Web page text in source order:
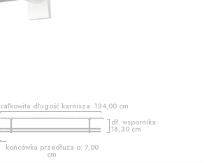
całkowita długość karnisza: 134,00cm
dł. wspornika:
18,30cm
końcówka przedłuża o: 7,00
cm